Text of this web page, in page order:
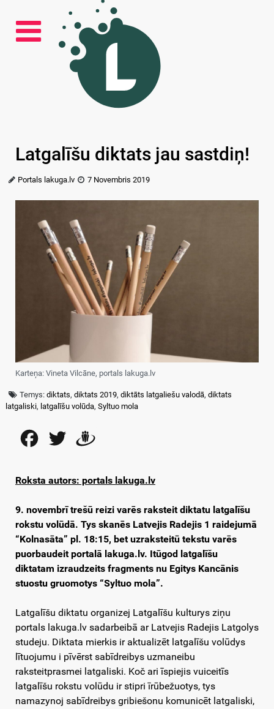
Latgalīšu diktats jau sastdiņ!
Portals lakuga.lv 7 Novembris 2019
Karteņa: Vineta Vilcāne, portals lakuga.lv
Temys:diktats,diktats 2019,diktāts latgaliešu valodā,diktats
latgaliski, latgalīšu volūda, Syltuo mola
FacebookTwitter
Roksta autors: portals lakuga.lv
9. novembrī trešū reizi varēs raksteit diktatu latgalīšu
rokstu volūdā. Tys skanēs Latvejis Radejis 1 raidejumā
“Kolnasāta” pl. 18:15, bet uzraksteitū tekstu varēs
puorbaudeit portalā lakuga.lv. Itūgod latgalīšu
diktatam izraudzeits fragments nu Egitys Kancānis
stuostu gruomotys “Syltuo mola”.
Latgalīšu diktatu organizej Latgalīšu kulturys ziņu
portals lakuga.lv sadarbeibā ar Latvejis Radejis Latgolys
studeju. Diktata mierkis ir aktualizēt latgalīšu volūdys
lītuojumu i pīvērst sabīdreibys uzmaneibu
raksteitprasmei latgaliski. Koč ari īspiejis vuiceitīs
latgalīšu rokstu volūdu ir stipri īrūbežuotys, tys
namazynoj sabīdreibys gribiešonu komunicēt latgaliski,